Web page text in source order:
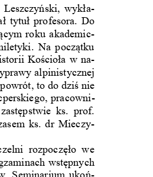
wykła-
tytuł profesora. Do
roku akademic-
Na początku
Kościoła w na-
alpinistycznej
to do dziś nie
perskiego, pracowni-
ks.  prof.
ks. dr Mieczy-
rozpoczęło  we
wstępnych
Seminarium ukoń-